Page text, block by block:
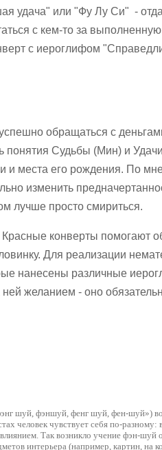
удача" или "Фу Лу Си" -
с кем-то за
с иероглифом
обращаться с
понятия Судьбы (Мин) и
и места его рождения. По
изменить
лучше просто смириться.
конверты помогают
Для реализации
нанесены различные
желанием - оно
шуй, фэншуй, фенг шуй, фен-шуй»)
человек чувствует себя по-
Так возникло учение фэн-шуй
интерьера (например, картин, на